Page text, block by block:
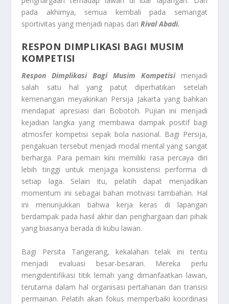
pada akhirnya, semua kembali pada semangat
sportivitas yang menjadi napas dariRival Abadi.
RESPON DIMPLIKASI BAGI MUSIM
KOMPETISI
Respon Dimplikasi Bagi Musim Kompetisimenjadi
salah satu hal yang patut diperhatikan setelah
kemenangan meyakinkan Persija Jakarta yang bahkan
mendapat apresiasi dari Bobotoh. Pujian ini menjadi
kejadian langka yang membawa dampak positif bagi
atmosfer kompetisi sepak bola nasional. Bagi Persija,
pengakuan tersebut menjadi modal mental yang sangat
berharga. Para pemain kini memiliki rasa percaya diri
lebih tinggi untuk menjaga konsistensi performa di
setiap laga. Selain itu, pelatih dapat menjadikan
momentum ini sebagai bahan motivasi tambahan. Hal
ini menunjukkan bahwa kerja keras di lapangan
berdampak pada hasil akhir dan penghargaan dari pihak
yang biasanya berada di kubu lawan.
Bagi Persita Tangerang, kekalahan telak ini tentu
menjadi evaluasi besar-besaran. Mereka perlu
mengidentifikasi titik lemah yang dimanfaatkan lawan,
terutama dalam hal organisasi pertahanan dan transisi
permainan. Pelatih akan fokus memperbaiki koordinasi